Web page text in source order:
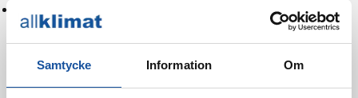
Samtycke Information Om
Kundreferenser – vi har genom åren utfört
åtskilliga bergvärmeinstallationer i Danderyd
bekräfta våra tidigare arbeten